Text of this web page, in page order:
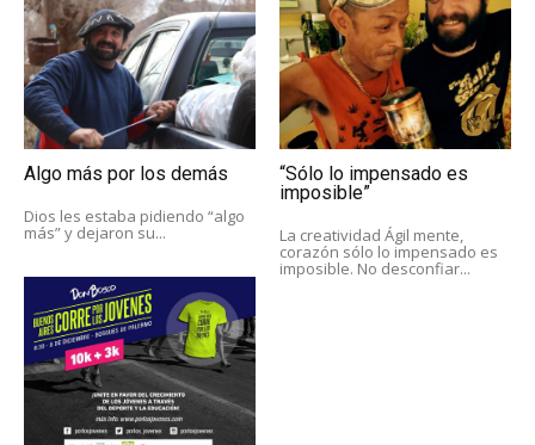
Algo más por los demás
Dios les estaba pidiendo “algo
más” y dejaron su...
“Sólo lo impensado es
imposible”
La creatividad Ágil mente,
corazón sólo lo impensado es
imposible. No desconfiar...